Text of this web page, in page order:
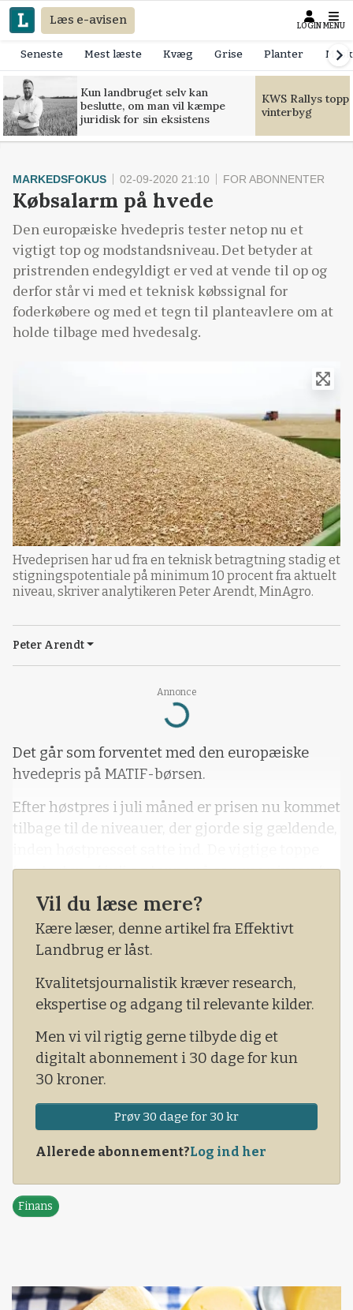
Læs e-avisen LOGIN MENU
Seneste Mest læste Kvæg Grise Planter
Kun landbruget selv kan
beslutte, om man vil kæmpe
juridisk for sin eksistens
KWS Rallys
vinterbyg
Annonce
Loading...
MARKEDSFOKUS 02-09-2020 21:10 FOR ABONNENTER
Købsalarm på hvede
Den europæiske hvedepris tester netop nu et
vigtigt top og modstandsniveau. Det betyder at
pristrenden endegyldigt er ved at vende til op og
derfor står vi med et teknisk købssignal for
foderkøbere og med et tegn til planteavlere om at
holde tilbage med hvedesalg.
Hvedeprisen har ud fra en teknisk betragtning stadig et
stigningspotentiale på minimum 10 procent fra aktuelt
niveau, skriver analytikeren Peter Arendt, MinAgro.
Peter Arendt
Det går som forventet med den europæiske
hvedepris på MATIF-børsen.
Efter høstpres i juli måned er prisen nu kommet
tilbage til de niveauer, der gjorde sig gældende,
fra starten af juli og toppe på samme niveau fra
maj har vist sig at udgøre massiv modstand for
hvedeprisen i opadgående retning. Dette
modstandsniveau tester hvedeprisen netop nu.
Vil du læse mere?
Kære læser, denne artikel fra Effektivt
Landbrug er låst.
Kvalitetsjournalistik kræver research,
ekspertise og adgang til relevante kilder.
Men vi vil rigtig gerne tilbyde dig et
digitalt abonnement i 30 dage for kun
30 kroner.
Prøv 30 dage for 30 kr
Allerede abonnement?Log ind her
Finans